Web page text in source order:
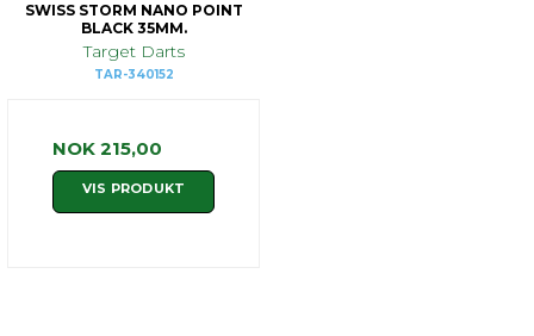
SWISS STORM NANO POINT
BLACK 35MM.
Target Darts
TAR-340152
NOK 215,00
VIS PRODUKT